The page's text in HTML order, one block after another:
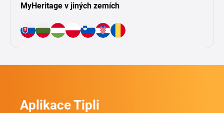
MyHeritage v jiných zemích
Aplikace Tipli